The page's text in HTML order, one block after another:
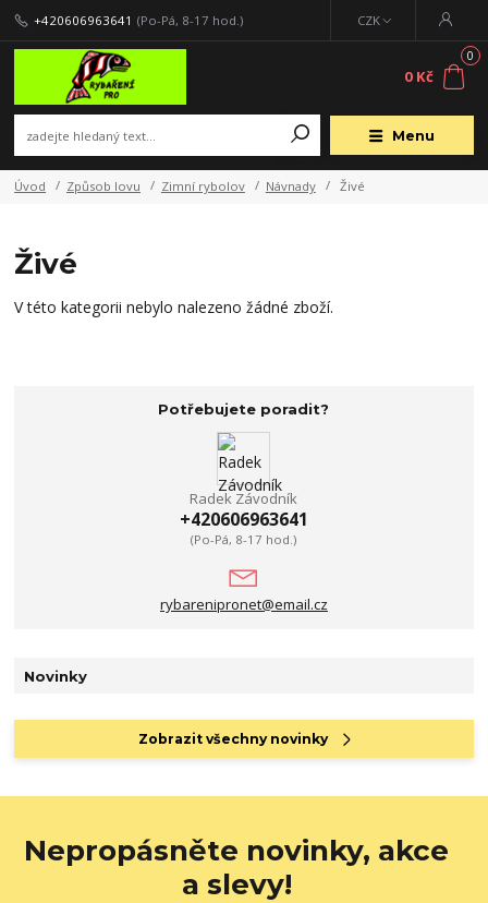
Menu
CZK
+420606963641 (Po-Pá, 8-17 hod.)
0
0 Kč
Úvod Způsob lovu Zimní rybolov Návnady Živé
Živé
V této kategorii nebylo nalezeno žádné zboží.
Potřebujete poradit?
Radek Závodník
+420606963641
(Po-Pá, 8-17 hod.)
rybarenipronet@email.cz
Novinky
Zobrazit všechny novinky
Nepropásněte novinky, akce
a slevy!